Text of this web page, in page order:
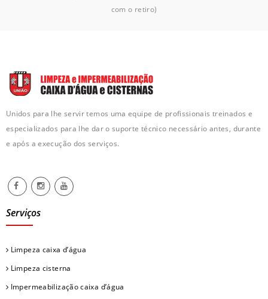
com o retiro)
Unidos para lhe servir temos uma equipe de profissionais treinados e
especializados para lhe dar o suporte técnico necessário antes, durante
e após a execução dos serviços.
Serviços
Limpeza caixa d’água
Limpeza cisterna
Impermeabilização caixa d’água